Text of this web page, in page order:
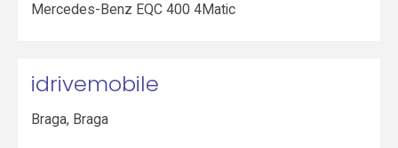
Mercedes-Benz EQC 400 4Matic
idrivemobile
Braga, Braga